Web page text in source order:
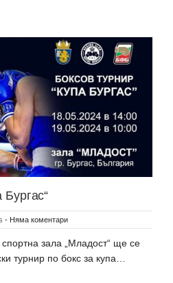
Бургас“
- Няма коментари
спортна зала „Младост“ ще се
турнир по бокс за купа…